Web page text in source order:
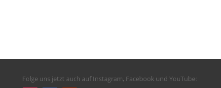
Folge uns jetzt auch auf Instagram, Facebook und YouTube: